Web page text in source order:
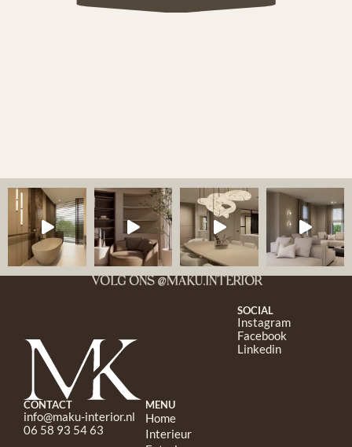
VOLG ONS @MAKU.INTERIOR
CONTACT
info@maku-interior.nl
06 58 93 54 63
MENU
Home
Interieur
SOCIAL
Instagram
Facebook
Linkedin